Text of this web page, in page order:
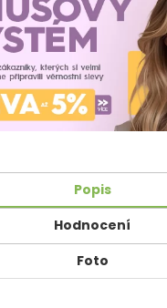
Popis
Hodnocení
Foto